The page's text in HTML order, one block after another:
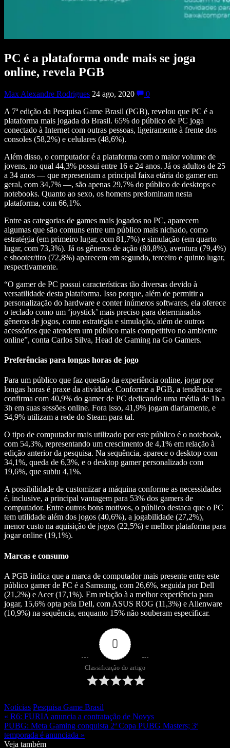
PC é a plataforma onde mais se joga
online, revela PGB
Max Alexandre Rodrigues 24 ago, 2020
0
A 7ª edição da Pesquisa Game Brasil (PGB), revelou que PC é a
plataforma mais jogada do Brasil. 65% do público de PC joga
conectado à Internet com outras pessoas, ligeiramente à frente dos
consoles (58,2%) e celulares (48,6%).
Além disso, o computador é a plataforma com o maior volume de
jovens, no qual 44,3% possui entre 16 e 24 anos. Já os adultos de 25
a 34 anos — que representam a principal faixa etária do gamer em
geral, com 34,7% —, são apenas 29,7% do público de desktops e
notebooks. Quanto ao sexo, os homens predominam nesta
plataforma, com 66,1%.
Entre as categorias de games mais jogados no PC, aparecem
algumas que são comuns entre um público mais nichado, como
estratégia (em primeiro lugar, com 81,7%) e simulação (em quarto
lugar, com 73,3%). Já os gêneros de ação (80,8%), aventura (79,4%)
e shooter/tiro (72,8%) aparecem em segundo, terceiro e quinto lugar,
respectivamente.
“O gamer de PC possui características tão diversas devido à
versatilidade desta plataforma. Isso porque, além de permitir a
personalização do hardware e conter inúmeros softwares, ela oferece
o teclado como um ‘joystick’ mais preciso para determinados
gêneros de jogos, como estratégia e simulação, além de outros
acessórios que atendem um público mais competitivo no ambiente
online”, conta Carlos Silva, Head de Gaming na Go Gamers.
Preferências para longas horas de jogo
Para um público que faz questão da experiência online, jogar por
longas horas é praxe da atividade. Conforme a PGB, a tendência se
confirma com 40,9% do gamer de PC dedicando uma média de 1h a
3h em suas sessões online. Fora isso, 41,9% jogam diariamente, e
54,9% utilizam a rede do Steam para tal.
O tipo de computador mais utilizado por este público é o notebook,
com 54,3%, representando um crescimento de 4,1% em relação à
edição anterior da pesquisa. Na sequência, aparece o desktop com
34,1%, queda de 6,3%, e o desktop gamer personalizado com
19,6%, que subiu 4,1%.
A possibilidade de customizar a máquina conforme as necessidades
é, inclusive, a principal vantagem para 53% dos gamers de
computador. Entre outros bons motivos, o público destaca que o PC
tem utilidade além dos jogos (40,6%), a jogabilidade (27,2%),
menor custo na aquisição de jogos (22,5%) e melhor plataforma para
jogar online (19,1%).
Marcas e consumo
A PGB indica que a marca de computador mais presente entre este
público gamer de PC é a Samsung, com 26,6%, seguida por Dell
(21,2%) e Acer (17,1%). Em relação à a melhor experiência para
jogar, 15,6% opta pela Dell, com ASUS ROG (11,3%) e Alienware
(10,9%) na sequência, enquanto 15% não souberam especificar.
0
Classificação do artigo
Notícias Pesquisa Game Brasil
« R6: FURIA anuncia a contratação de Novys
PUBG: Meta Gaming conquista 2ª Copa PUBG Masters; 3ª
temporada é anunciada »
Veja também